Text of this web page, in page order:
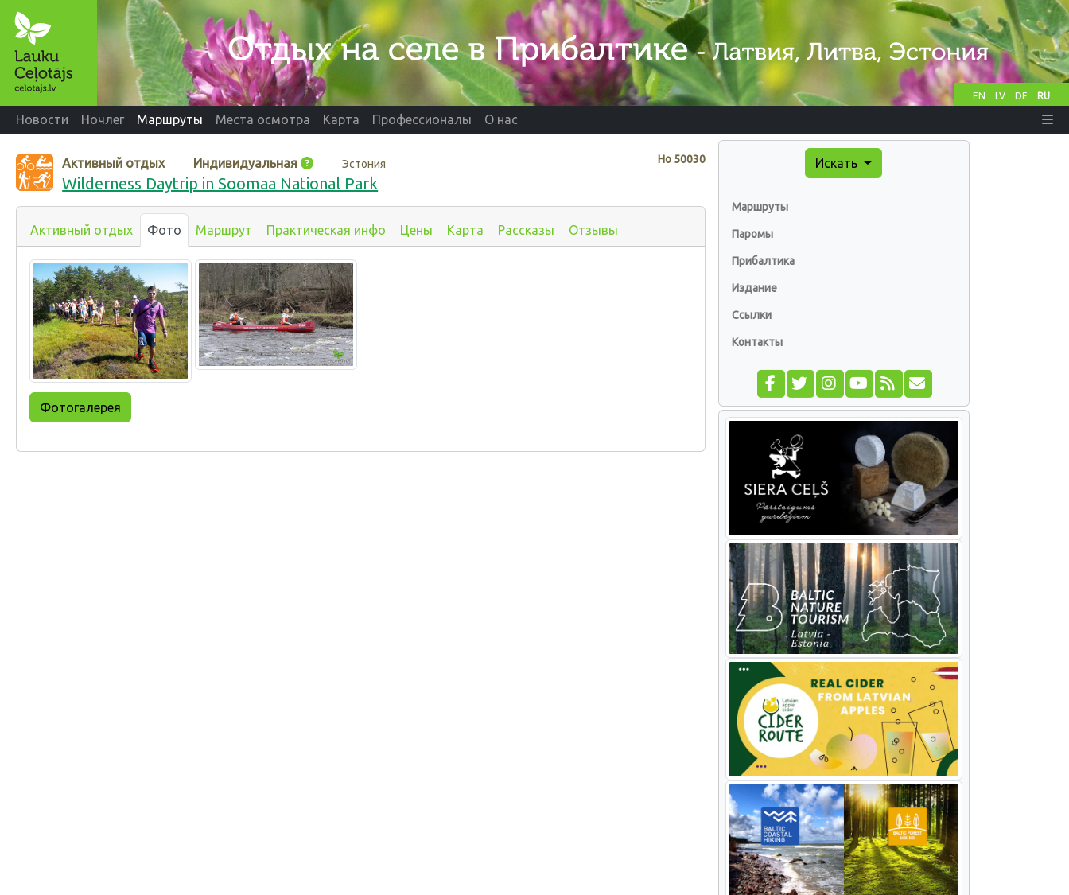
EN LV DE RU
Новости Ночлег Маршруты Места осмотра Карта Профессионалы О нас
Нo 50030
Активный отдых Индивидуальная Эстония
Wilderness Daytrip in Soomaa National Park
Активный отдых Фото Маршрут Практическая инфо Цены Карта Рассказы Отзывы
Фотогалерея
Искать
Маршруты
Паромы
Прибалтика
Издание
Ссылки
Контакты